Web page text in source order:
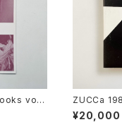
vol.1
Mark Bo
ャンチオ
ZUCCa
¥20,000